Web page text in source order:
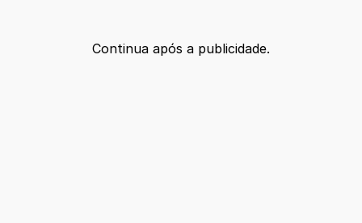
Continua após a publicidade.